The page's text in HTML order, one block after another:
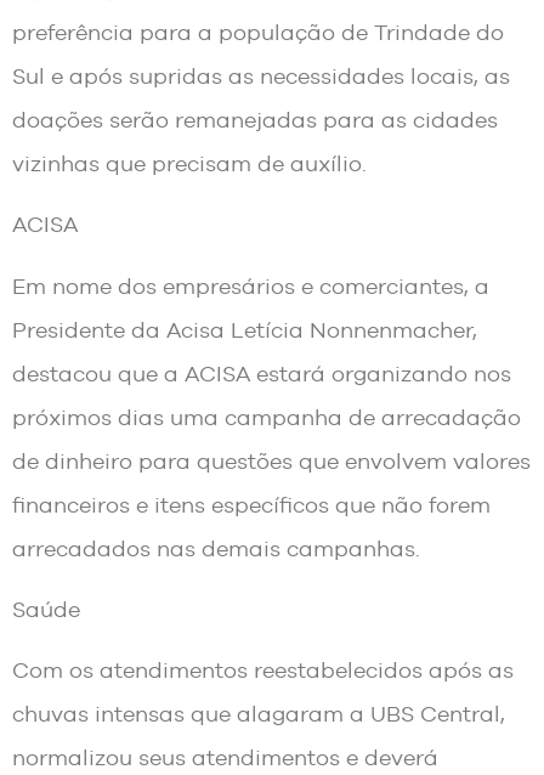
preferência para a população de Trindade do
Sul e após supridas as necessidades locais, as
doações serão remanejadas para as cidades
vizinhas que precisam de auxílio.
ACISA
Em nome dos empresários e comerciantes, a
Presidente da Acisa Letícia Nonnenmacher,
destacou que a ACISA estará organizando nos
próximos dias uma campanha de arrecadação
de dinheiro para questões que envolvem valores
financeiros e itens específicos que não forem
arrecadados nas demais campanhas.
Saúde
Com os atendimentos reestabelecidos após as
chuvas intensas que alagaram a UBS Central,
normalizou seus atendimentos e deverá